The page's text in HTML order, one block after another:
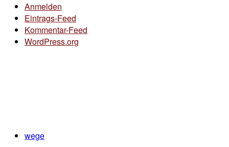
Anmelden
Eintrags-Feed
Kommentar-Feed
WordPress.org
wege